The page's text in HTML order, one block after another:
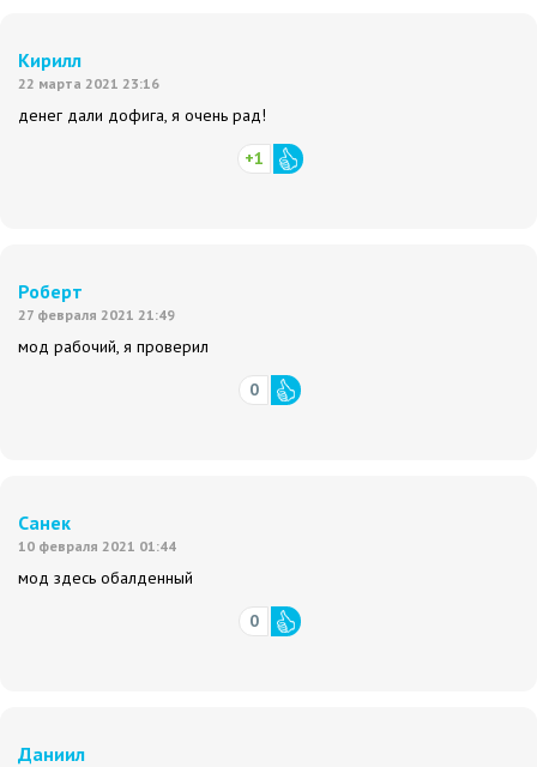
Кирилл
22 марта 2021 23:16
денег дали дофига, я очень рад!
+1
Роберт
27 февраля 2021 21:49
мод рабочий, я проверил
0
Санек
10 февраля 2021 01:44
мод здесь обалденный
0
Даниил